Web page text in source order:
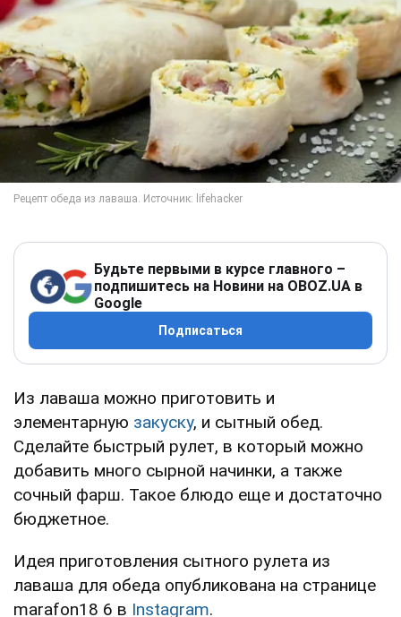
Будьте первыми в курсе главного –
подпишитесь на Новини на OBOZ.UA в
Google
Подписаться
Из лаваша можно приготовить и
элементарную закуску, и сытный обед.
Сделайте быстрый рулет, в который можно
добавить много сырной начинки, а также
сочный фарш. Такое блюдо еще и достаточно
бюджетное.
Идея приготовления сытного рулета из
лаваша для обеда опубликована на странице
marafon18 6 в Instagram.